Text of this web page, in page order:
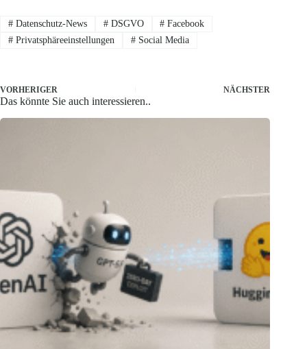
#Datenschutz-News #DSGVO # Facebook
#Privatsphäreeinstellungen #Social Media
VORHERIGER NÄCHSTER
Das könnte Sie auch interessieren..